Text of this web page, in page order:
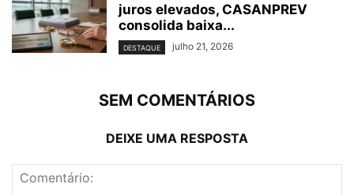
juros elevados, CASANPREV
consolida baixa...
DESTAQUE julho 21, 2026
SEM COMENTÁRIOS
DEIXE UMA RESPOSTA